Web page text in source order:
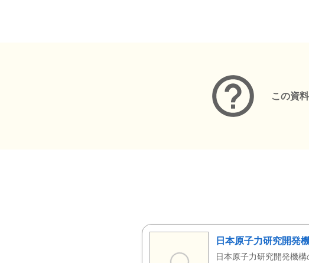
この資
日本原子力研究開発
日本原子力研究開発機